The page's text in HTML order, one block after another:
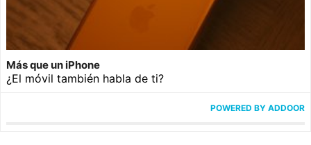
Más que un iPhone
¿El móvil también habla de ti?
POWERED BY ADDOOR